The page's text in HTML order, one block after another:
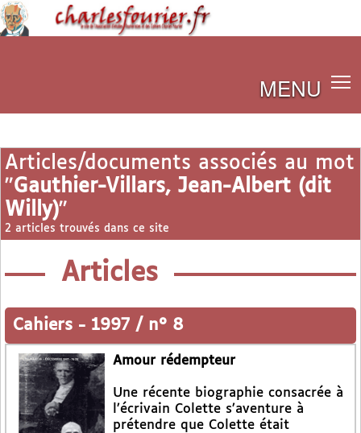
MENU
Articles/documents associés au mot
"Gauthier-Villars, Jean-Albert (dit
Willy)"
2 articles trouvés dans ce site
Articles
Cahiers - 1997 / n° 8
Amour rédempteur
Une récente biographie consacrée à
l’écrivain Colette s’aventure à
prétendre que Colette était